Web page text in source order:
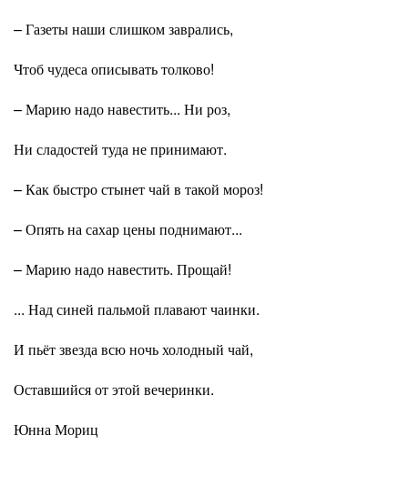
– Газеты наши слишком заврались,
Чтоб чудеса описывать толково!
– Марию надо навестить... Ни роз,
Ни сладостей туда не принимают.
– Как быстро стынет чай в такой мороз!
– Опять на сахар цены поднимают...
– Марию надо навестить. Прощай!
... Над синей пальмой плавают чаинки.
И пьёт звезда всю ночь холодный чай,
Оставшийся от этой вечеринки.
Юнна Мориц